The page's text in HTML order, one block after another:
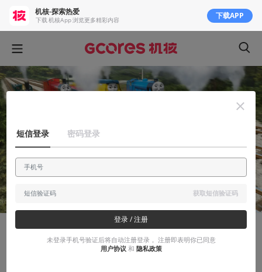
机核-探索热爱
下载 机核App 浏览更多精彩内容 下载APP
短信登录 密码登录
获取短信验证码
登录 / 注册
未登录手机号验证后将自动注册登录， 注册即表明你已同意
用户协议 和 隐私政策